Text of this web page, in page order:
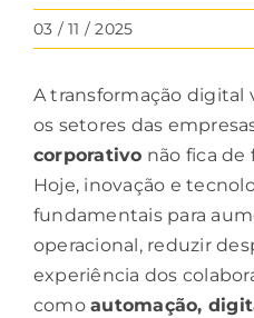
03 / 11 / 2025
A transformação digital
os setores das
corporativo não fica de
Hoje, inovação e
fundamentais para
operacional, reduzir
experiência dos
comoautomação,